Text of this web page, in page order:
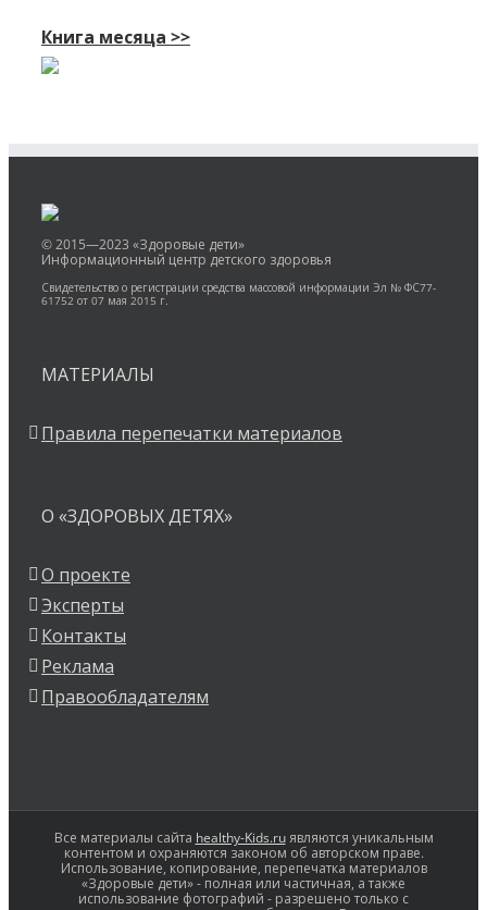
Книга месяца >>
© 2015—2023 «Здоровые дети»
Информационный центр детского здоровья
Свидетельство о регистрации средства массовой информации Эл № ФС77-
61752 от 07 мая 2015 г.
МАТЕРИАЛЫ
Правила перепечатки материалов
О «ЗДОРОВЫХ ДЕТЯХ»
О проекте
Эксперты
Контакты
Реклама
Правообладателям
Все материалы сайта healthy-Kids.ruявляются уникальным
контентом и охраняются законом об авторском праве.
Использование, копирование, перепечатка материалов
«Здоровые дети» - полная или частичная, а также
использование фотографий - разрешено только с